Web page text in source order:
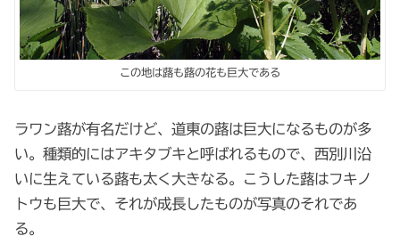
この地は蕗も蕗の花も巨大である
ラワン蕗が有名だけど、道東の蕗は巨大になるものが多
い。種類的にはアキタブキと呼ばれるもので、西別川沿
いに生えている蕗も太く大きなる。こうした蕗はフキノ
トウも巨大で、それが成長したものが写真のそれであ
る。